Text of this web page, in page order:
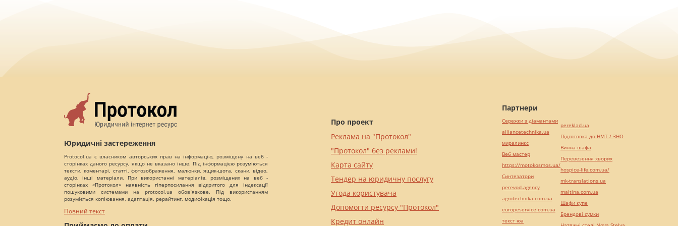
Юридичні застереження
Protocol.ua є власником авторських прав на інформацію, розміщену на веб -
сторінках даного ресурсу, якщо не вказано інше. Під інформацією розуміються
тексти, коментарі, статті, фотозображення, малюнки, ящик-шота, скани, відео,
аудіо, інші матеріали. При використанні матеріалів, розміщених на веб -
сторінках «Протокол» наявність гіперпосилання відкритого для індексації
пошуковими системами на protocol.ua обов`язкове. Під використанням
розуміється копіювання, адаптація, рерайтинг, модифікація тощо.
Повний текст
Про проект
Реклама на "Протокол"
"Протокол" без реклами!
Карта сайту
Тендер на юридичну послугу
Угода користувача
Допомогти ресурсу "Протокол"
Кредит онлайн
Партнери
Сережки з діамантами
alliancetechnika.ua
миралинкс
Веб мастер
https://motokosmos.ua/
Синтезатори
perevod.agency
agrotechnika.com.ua
europeservice.com.ua
текст юа
pereklad.ua
Підготовка до НМТ / ЗНО
Винна шафа
Перевезення хворих
hospice-life.com.ua/
mk-translations.ua
maltina.com.ua
Шафи купе
Брендові сумки